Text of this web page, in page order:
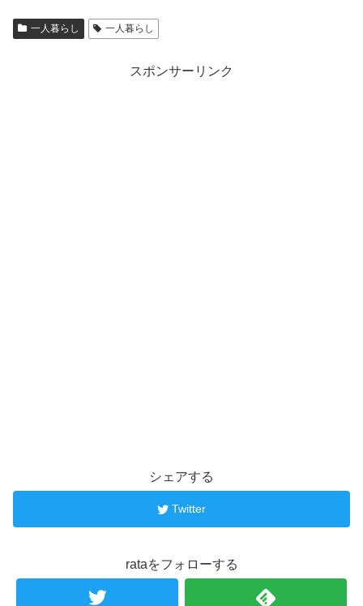
一人暮らし 一人暮らし
スポンサーリンク
シェアする
Twitter
rataをフォローする